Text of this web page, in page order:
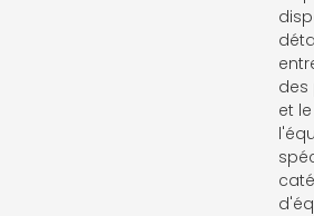
des
et